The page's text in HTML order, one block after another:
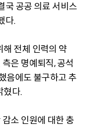
국 공공 의료 서비스
다.
전체 인력의 약
은 명예퇴직, 공석
음에도 불구하고 추
혔다.
소 인원에 대한 충